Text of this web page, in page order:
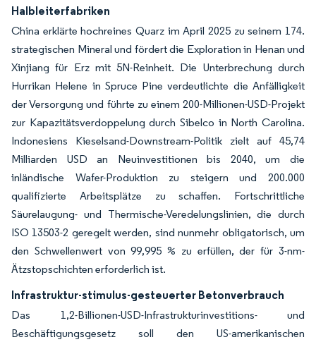
Halbleiterfabriken
China erklärte hochreines Quarz im April 2025 zu seinem 174.
strategischen Mineral und fördert die Exploration in Henan und
Xinjiang für Erz mit 5N-Reinheit. Die Unterbrechung durch
Hurrikan Helene in Spruce Pine verdeutlichte die Anfälligkeit
der Versorgung und führte zu einem 200-Millionen-USD-Projekt
zur Kapazitätsverdoppelung durch Sibelco in North Carolina.
Indonesiens Kieselsand-Downstream-Politik zielt auf 45,74
Milliarden USD an Neuinvestitionen bis 2040, um die
inländische Wafer-Produktion zu steigern und 200.000
qualifizierte Arbeitsplätze zu schaffen. Fortschrittliche
Säurelaugung- und Thermische-Veredelungslinien, die durch
ISO 13503-2 geregelt werden, sind nunmehr obligatorisch, um
den Schwellenwert von 99,995 % zu erfüllen, der für 3-nm-
Ätzstopschichten erforderlich ist.
Infrastruktur-stimulus-gesteuerter Betonverbrauch
Das 1,2-Billionen-USD-Infrastrukturinvestitions- und
Beschäftigungsgesetz soll den US-amerikanischen